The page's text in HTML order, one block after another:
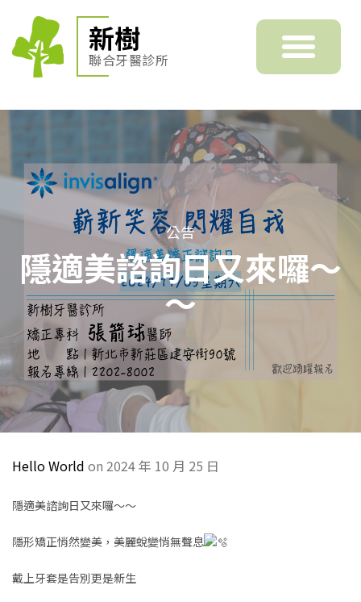
新樹
聯合牙醫診所
公告
隱適美諮詢日又來囉～
～
Hello World on 2024 年 10 月 25 日
隱適美諮詢日又來囉～～
隱形矯正悄然變美，美麗蛻變悄無聲息
戴上牙套是告別更是新生